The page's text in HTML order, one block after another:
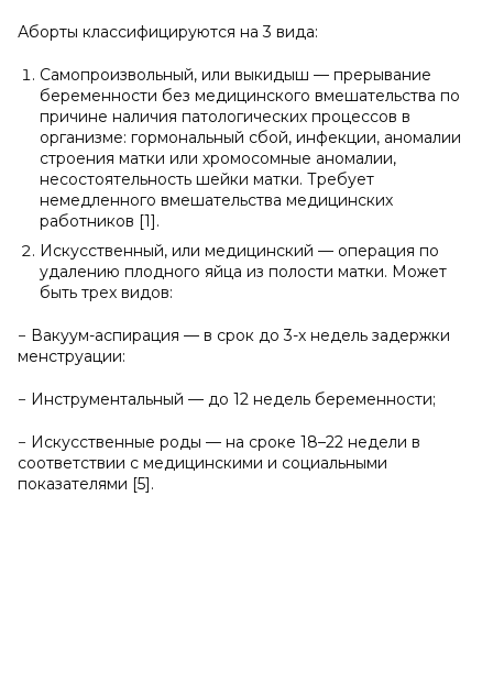
Аборты классифицируются на 3 вида:
Самопроизвольный, или выкидыш — прерывание
беременности без медицинского вмешательства по
причине наличия патологических процессов в
организме: гормональный сбой, инфекции, аномалии
строения матки или хромосомные аномалии,
несостоятельность шейки матки. Требует
немедленного вмешательства медицинских
работников [1].
Искусственный, или медицинский — операция по
удалению плодного яйца из полости матки. Может
быть трех видов:
− Вакуум-аспирация — в срок до 3-х недель задержки
менструации:
− Инструментальный — до 12 недель беременности;
− Искусственные роды — на сроке 18–22 недели в
соответствии с медицинскими и социальными
показателями [5].